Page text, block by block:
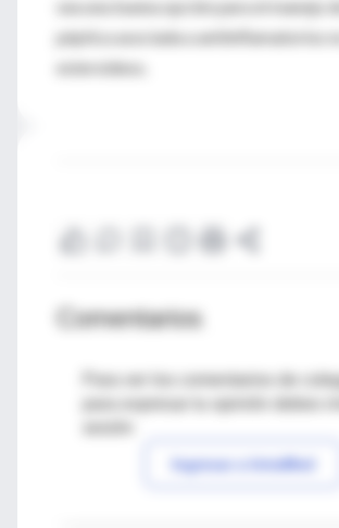
sea una buena opción para el manejo
péptica asociada a antiinflamatorios
esteroideos.
Comentarios
Para ver los comentarios de
Ingresar a IntraMed